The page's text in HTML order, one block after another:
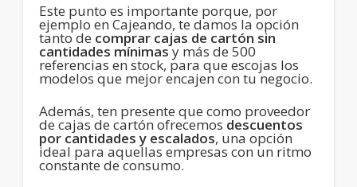
Este punto es importante porque, por
ejemplo en Cajeando, te damos la opción
tanto de comprar cajas de cartón sin
cantidades mínimasy más de 500
referencias en stock, para que escojas los
modelos que mejor encajen con tu negocio.
Además, ten presente que como proveedor
de cajas de cartón ofrecemos descuentos
por cantidades y escalados, una opción
ideal para aquellas empresas con un ritmo
constante de consumo.